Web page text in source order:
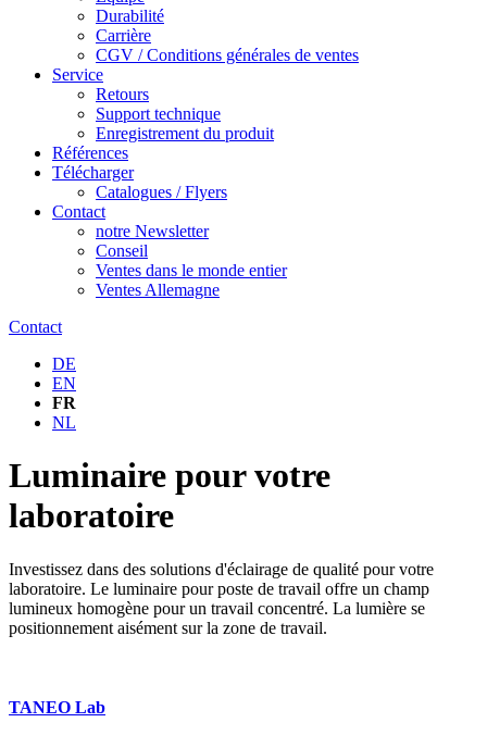
Durabilité
Carrière
CGV / Conditions générales de ventes
Service
Retours
Support technique
Enregistrement du produit
Références
Télécharger
Catalogues / Flyers
Contact
notre Newsletter
Conseil
Ventes dans le monde entier
Ventes Allemagne
Contact
DE
EN
FR
NL
Luminaire pour votre
laboratoire
Investissez dans des solutions d'éclairage de qualité pour votre
laboratoire. Le luminaire pour poste de travail offre un champ
lumineux homogène pour un travail concentré. La lumière se
positionnement aisément sur la zone de travail.
TANEO Lab